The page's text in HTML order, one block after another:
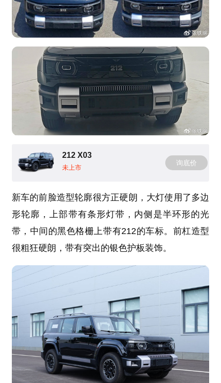
212 X03
未上市
询底价
新车的前脸造型轮廓很方正硬朗，大灯使用了多边
形轮廓，上部带有条形灯带，内侧是半环形的光
带，中间的黑色格栅上带有212的车标。前杠造型
很粗狂硬朗，带有突出的银色护板装饰。